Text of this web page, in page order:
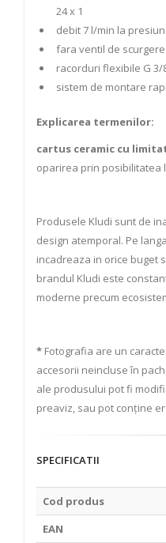
24 x 1
debit 7 l/min la
fara ventil de scurgere
racorduri flexibile G 3/
sistem de montare
Explicarea termenilor:
cartus ceramic cu
oparirea prin posibilitatea
Produsele Kludi sunt de
design atemporal. Pe
incadreaza in orice buget
brandul Kludi este
moderne precum
* Fotografia are un
accesorii neincluse în
ale produsului pot fi
preaviz, sau pot conține
SPECIFICATII
Cod produs
EAN